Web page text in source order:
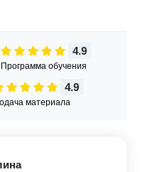
4.9
Программа обучения
4.9
материала